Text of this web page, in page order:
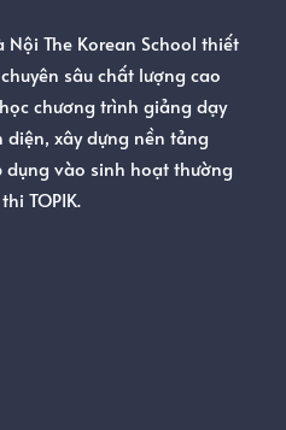
The Korean School thiết
sâu chất lượng cao
chương trình giảng dạy
xây dựng nền tảng
dụng vào sinh hoạt thường
TOPIK.